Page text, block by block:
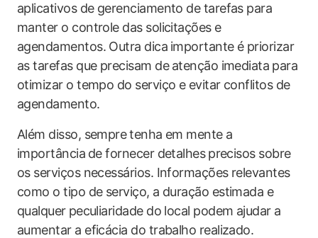
aplicativos de gerenciamento de tarefas para‍
manter o controle das solicitações e
agendamentos. Outra dica⁤ importante é priorizar
as tarefas que precisam de ⁢atenção imediata⁣ para
otimizar o tempo do serviço e evitar conflitos de‍
agendamento.
Além disso, sempre⁣ tenha em mente a​
importância ⁢de fornecer detalhes⁢ precisos sobre
os serviços necessários. Informações ​relevantes
como o tipo de serviço, a duração estimada e
qualquer ⁢peculiaridade do local podem ​ajudar a‍
aumentar a eficácia do trabalho realizado.